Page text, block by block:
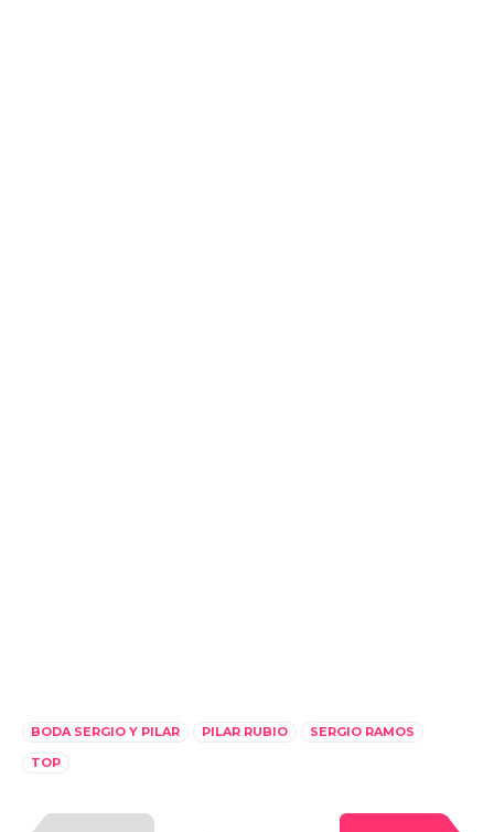
BODA SERGIO Y PILAR PILAR RUBIO
SERGIO RAMOS
TOP